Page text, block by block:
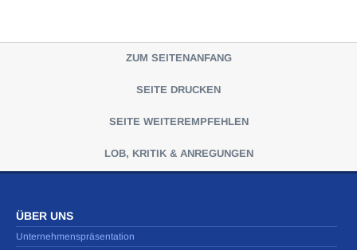
ZUM SEITENANFANG
SEITE DRUCKEN
SEITE WEITEREMPFEHLEN
LOB, KRITIK & ANREGUNGEN
ÜBER UNS
Unternehmenspräsentation